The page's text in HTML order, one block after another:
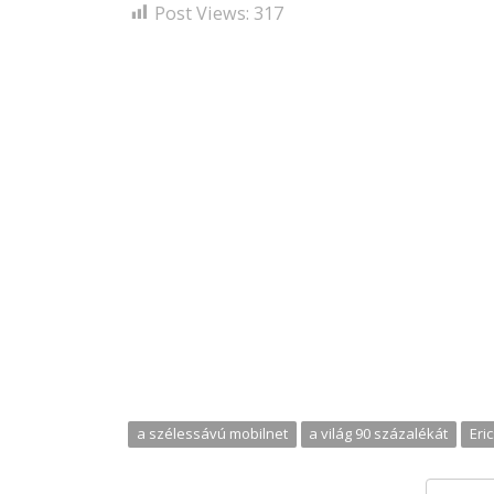
Post Views: 317
a szélessávú mobilnet a világ 90 százalékát